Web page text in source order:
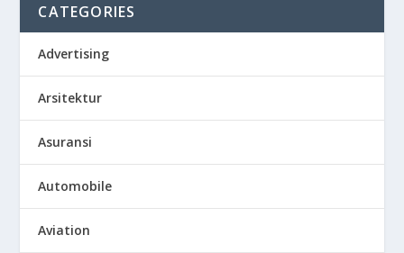
CATEGORIES
Advertising
Arsitektur
Asuransi
Automobile
Aviation